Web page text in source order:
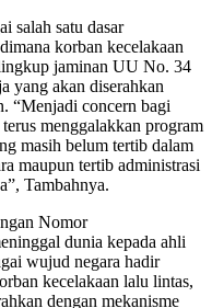
salah satu dasar
korban kecelakaan
jaminan UU No. 34
yang akan diserahkan
“Menjadi concern bagi
menggalakkan program
masih belum tertib dalam
maupun tertib administrasi
Tambahnya.
Nomor
dunia kepada ahli
wujud negara hadir
kecelakaan lalu lintas,
dengan mekanisme